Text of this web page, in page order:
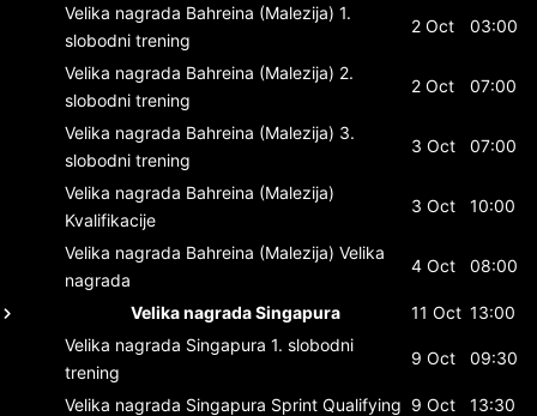
Velika nagrada Bahreina (Malezija) 1.
slobodni trening
2 Oct 03:00
Velika nagrada Bahreina (Malezija) 2.
slobodni trening
2 Oct 07:00
Velika nagrada Bahreina (Malezija) 3.
slobodni trening
3 Oct 07:00
Velika nagrada Bahreina (Malezija)
Kvalifikacije
3 Oct 10:00
Velika nagrada Bahreina (Malezija) Velika
nagrada
4 Oct 08:00
Velika nagrada Singapura 11 Oct 13:00
Velika nagrada Singapura 1. slobodni
trening
9 Oct 09:30
Velika nagrada Singapura Sprint Qualifying 9 Oct
13:30